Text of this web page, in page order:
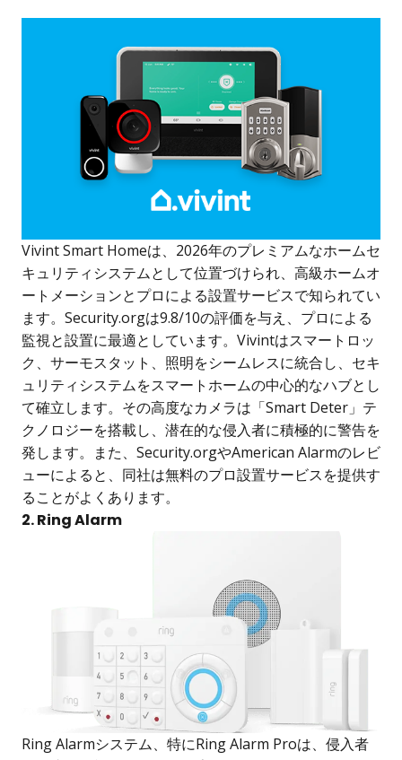
Vivint Smart Homeは、2026年のプレミアムなホームセ
キュリティシステムとして位置づけられ、高級ホームオ
ートメーションとプロによる設置サービスで知られてい
ます。Security.orgは9.8/10の評価を与え、プロによる
監視と設置に最適としています。Vivintはスマートロッ
ク、サーモスタット、照明をシームレスに統合し、セキ
ュリティシステムをスマートホームの中心的なハブとし
て確立します。その高度なカメラは「Smart Deter」テ
クノロジーを搭載し、潜在的な侵入者に積極的に警告を
発します。また、Security.orgやAmerican Alarmのレビ
ューによると、同社は無料のプロ設置サービスを提供す
ることがよくあります。
2. Ring Alarm
Ring Alarmシステム、特にRing Alarm Proは、侵入者